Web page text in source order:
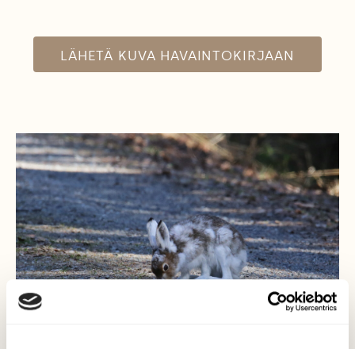
LÄHETÄ KUVA HAVAINTOKIRJAAN